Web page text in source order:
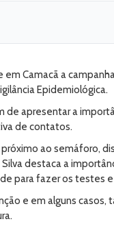
Camacã a
Epidemiológica.
de apresentar a
de contatos.
ao semáforo,
destaca a
para fazer os
e em alguns